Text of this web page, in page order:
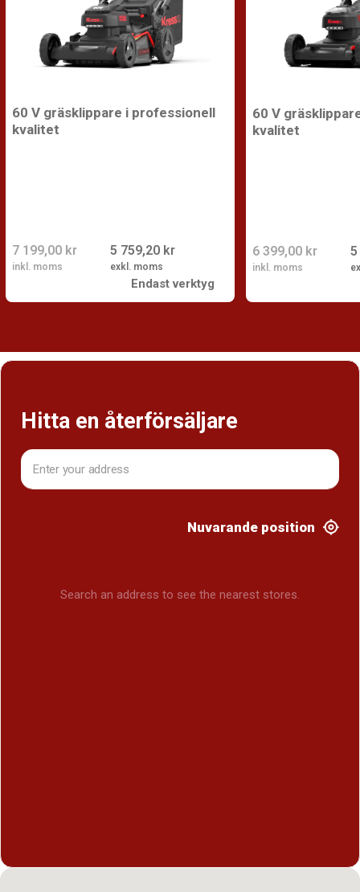
60 V gräsklippare i professionell
kvalitet
5 759,20 kr
exkl. moms
7 199,00 kr
inkl. moms
Endast verktyg
60 V
kvalitet
6 399,00 kr
inkl. moms
Hitta en återförsäljare
Nuvarande position
Search an address to see the nearest stores.